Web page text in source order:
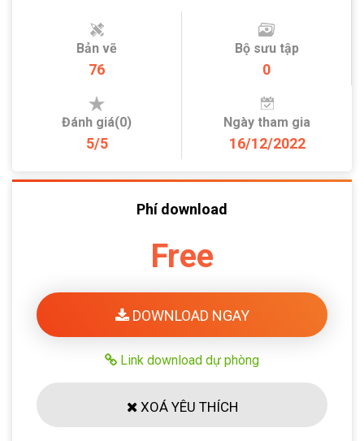
Bản vẽ
76
Bộ sưu tập
0
Đánh giá(0)
5/5
Ngày tham gia
16/12/2022
Phí download
Free
DOWNLOAD NGAY
Link download dự phòng
XOÁ YÊU THÍCH